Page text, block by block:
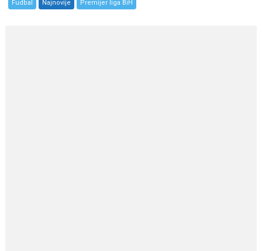
Fudbal Najnovije Premijer liga BiH